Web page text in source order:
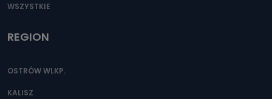
WSZYSTKIE
REGION
OSTRÓW WLKP.
KALISZ